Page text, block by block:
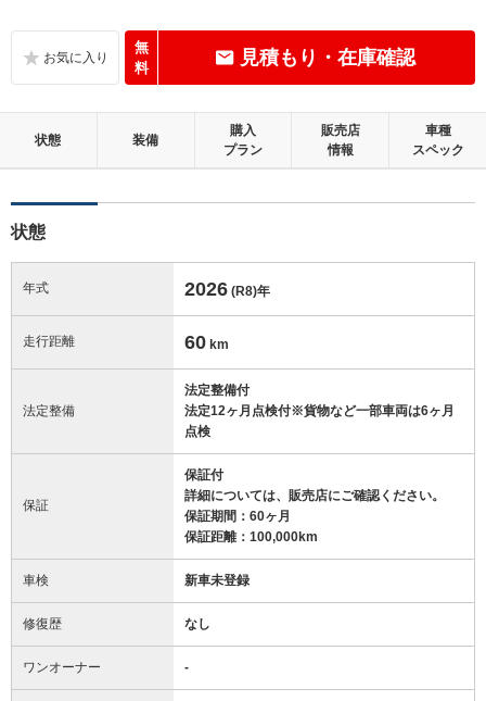
無
料
見積もり・在庫確認
状態 装備
購入
プラン
販売店
情報
車種
スペック
状態
年式 2026 (R8)年
走行距離 60 km
法定整備
法定整備付
法定12ヶ月点検付※貨物など一部車両は6ヶ月
点検
保証
保証付
詳細については、販売店にご確認ください。
保証期間：60ヶ月
保証距離：100,000km
車検 新車未登録
修復歴 なし
ワンオーナー -